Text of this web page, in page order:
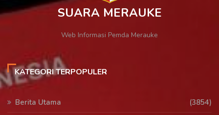
SUARA MERAUKE
Web Informasi Pemda Merauke
KATEGORI TERPOPULER
Berita Utama
(3854)